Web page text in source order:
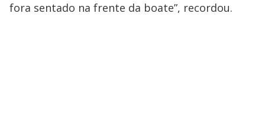
fora sentado na frente da boate”, recordou.